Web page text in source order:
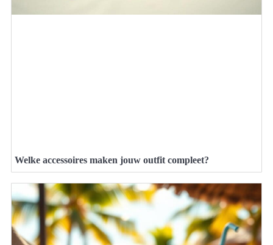
Welke accessoires maken jouw outfit compleet?